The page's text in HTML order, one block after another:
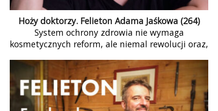
Hoży doktorzy. Felieton Adama Jaśkowa (264)
System ochrony zdrowia nie wymaga
kosmetycznych reform, ale niemal rewolucji oraz,
prowadzi nas do konstatacji, że co najmniej
reformy, jeśli nie podobnej rewolucji, wymaga
system podatkowy. A przede wszystkim
potrzebujemy poczucia odpowiedzialności — nie